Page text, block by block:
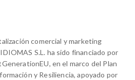
comercial y marketing
S.L. ha sido financiado por
en el marco del Plan
y Resiliencia, apoyado por